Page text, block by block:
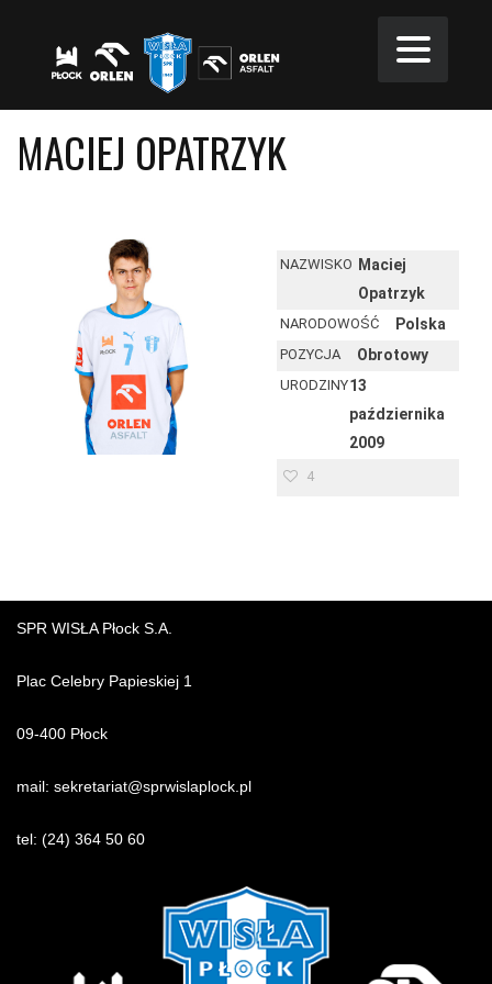
MACIEJ OPATRZYK
NAZWISKO Maciej
Opatrzyk
NARODOWOŚĆ Polska
POZYCJA Obrotowy
URODZINY13
października
2009
4
SPR WISŁA Płock S.A.
Plac Celebry Papieskiej 1
09-400 Płock
mail: sekretariat@sprwislaplock.pl
tel: (24) 364 50 60